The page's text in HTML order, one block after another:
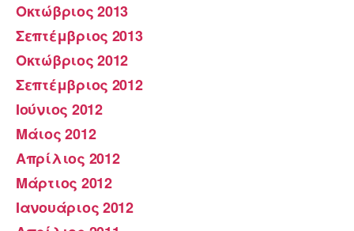
Οκτώβριος 2013
Σεπτέμβριος 2013
Οκτώβριος 2012
Σεπτέμβριος 2012
Ιούνιος 2012
Μάιος 2012
Απρίλιος 2012
Μάρτιος 2012
Ιανουάριος 2012